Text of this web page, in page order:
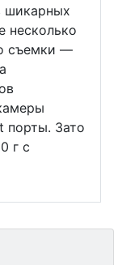
шикарных
несколько
съемки —
порты. Зато
г с